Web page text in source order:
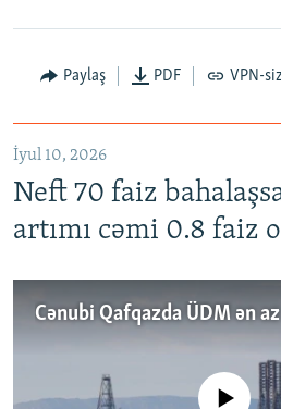
Paylaş PDF VPN-
İyul 10, 2026
Neft 70 faiz
artımı cəmi 0.8 faiz
No media source